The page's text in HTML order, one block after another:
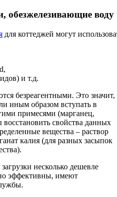
обезжелезивающие воду
для коттеджей могут
и т.д.
безреагентными. Это значит,
иным образом вступать в
примесями (марганец,
свойства данных
вещества – раствор
калия (для разных засыпок
несколько дешевле
эффективны, имеют